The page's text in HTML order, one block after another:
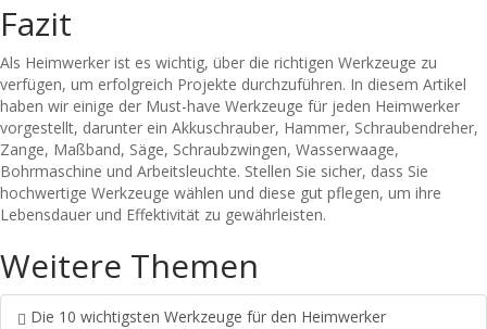
Fazit
Als Heimwerker ist es wichtig, über die richtigen Werkzeuge zu
verfügen, um erfolgreich Projekte durchzuführen. In diesem Artikel
haben wir einige der Must-have Werkzeuge für jeden Heimwerker
vorgestellt, darunter ein Akkuschrauber, Hammer, Schraubendreher,
Zange, Maßband, Säge, Schraubzwingen, Wasserwaage,
Bohrmaschine und Arbeitsleuchte. Stellen Sie sicher, dass Sie
hochwertige Werkzeuge wählen und diese gut pflegen, um ihre
Lebensdauer und Effektivität zu gewährleisten.
Weitere Themen
Die 10 wichtigsten Werkzeuge für den Heimwerker